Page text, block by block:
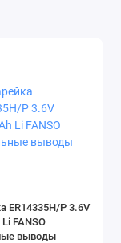
ER14335H/P 3.6V
FANSO
выводы